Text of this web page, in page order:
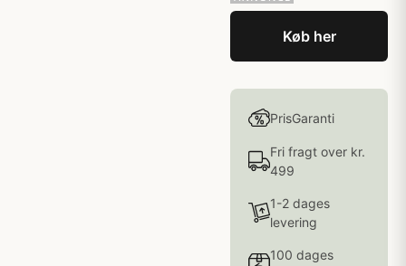
Køb her
PrisGaranti
Fri fragt over kr.
499
1-2 dages
levering
100 dages